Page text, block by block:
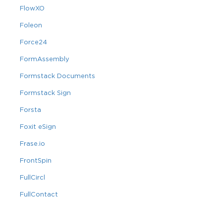
FlowXO
Foleon
Force24
FormAssembly
Formstack Documents
Formstack Sign
Forsta
Foxit eSign
Frase.io
FrontSpin
FullCircl
FullContact